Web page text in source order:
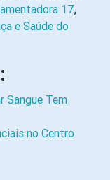
17,
e Saúde do
Sangue Tem
no Centro